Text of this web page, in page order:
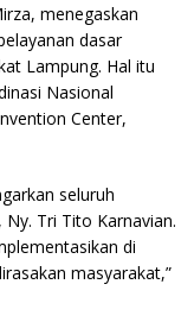
menegaskan
dasar
Lampung. Hal itu
Nasional
Center,
seluruh
Tri Tito Karnavian.
di
masyarakat,”